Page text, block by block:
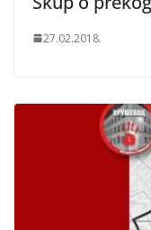
27.02.2018.